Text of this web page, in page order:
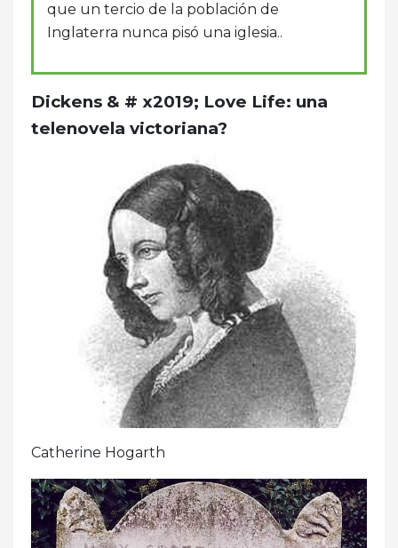
que un tercio de la población de
Inglaterra nunca pisó una iglesia..
Dickens & # x2019; Love Life: una
telenovela victoriana?
Catherine Hogarth